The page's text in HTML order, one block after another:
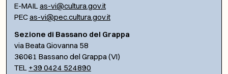
E-MAILas-vi@cultura.gov.it
PECas-vi@pec.cultura.gov.it
Sezione di Bassano del Grappa
via Beata Giovanna 58
36061 Bassano del Grappa (VI)
TEL +39 0424 524890